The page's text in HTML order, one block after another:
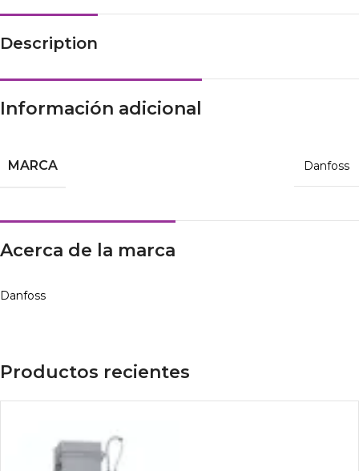
Description
Información adicional
MARCA Danfoss
Acerca de la marca
Danfoss
Productos recientes